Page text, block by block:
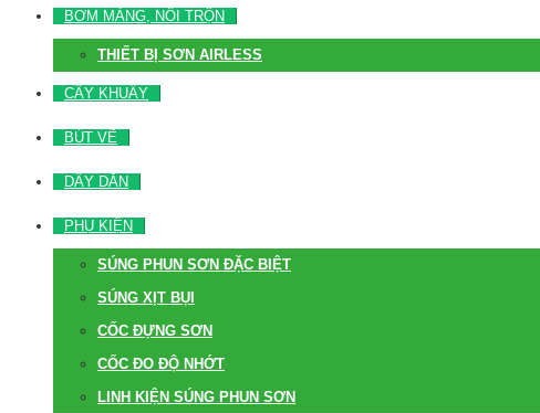
BƠM MÀNG, NỒI TRỘN
THIẾT BỊ SƠN AIRLESS
CÂY KHUẤY
BÚT VẼ
DÂY DẪN
PHỤ KIỆN
SÚNG PHUN SƠN ĐẶC BIỆT
SÚNG XỊT BỤI
CỐC ĐỰNG SƠN
CỐC ĐO ĐỘ NHỚT
LINH KIỆN SÚNG PHUN SƠN